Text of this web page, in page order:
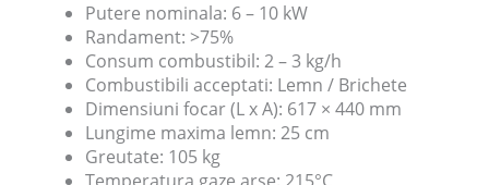
Putere nominala: 6 – 10 kW
Randament: >75%
Consum combustibil: 2 – 3 kg/h
Combustibili acceptati: Lemn / Brichete
Dimensiuni focar (L x A): 617 × 440 mm
Lungime maxima lemn: 25 cm
Greutate: 105 kg